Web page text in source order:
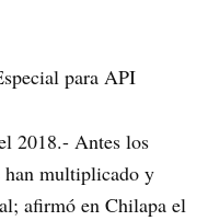
para API
2018.- Antes los
han multiplicado y
afirmó en Chilapa el